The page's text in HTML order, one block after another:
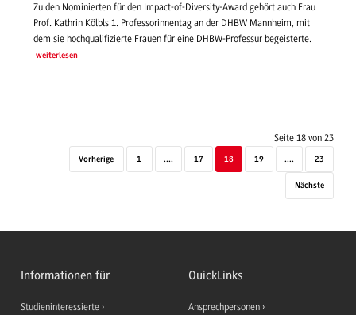
Zu den Nominierten für den Impact-of-Diversity-Award gehört auch Frau
Prof. Kathrin Kölbls 1. Professorinnentag an der DHBW Mannheim, mit
dem sie hochqualifizierte Frauen für eine DHBW-Professur begeisterte.
weiterlesen
Seite 18 von 23
Vorherige 1 .... 17 18 19 .... 23
Nächste
Informationen für
Studieninteressierte
QuickLinks
Ansprechpersonen